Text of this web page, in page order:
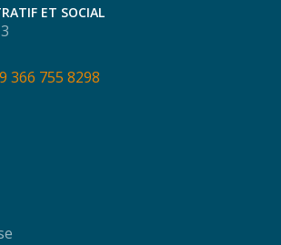
ET SOCIAL
366 755 8298